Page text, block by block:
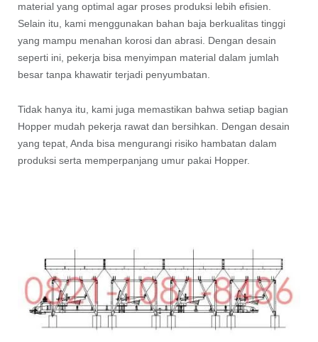
material yang optimal agar proses produksi lebih efisien.
Selain itu, kami menggunakan bahan baja berkualitas tinggi
yang mampu menahan korosi dan abrasi. Dengan desain
seperti ini, pekerja bisa menyimpan material dalam jumlah
besar tanpa khawatir terjadi penyumbatan.
Tidak hanya itu, kami juga memastikan bahwa setiap bagian
Hopper mudah pekerja rawat dan bersihkan. Dengan desain
yang tepat, Anda bisa mengurangi risiko hambatan dalam
produksi serta memperpanjang umur pakai Hopper.